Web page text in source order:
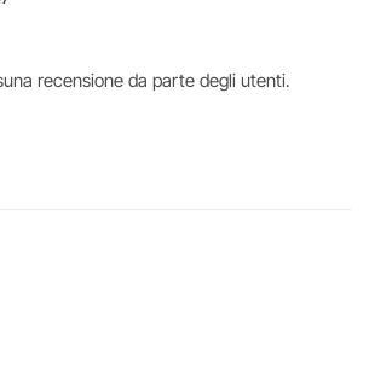
recensione da parte degli utenti.